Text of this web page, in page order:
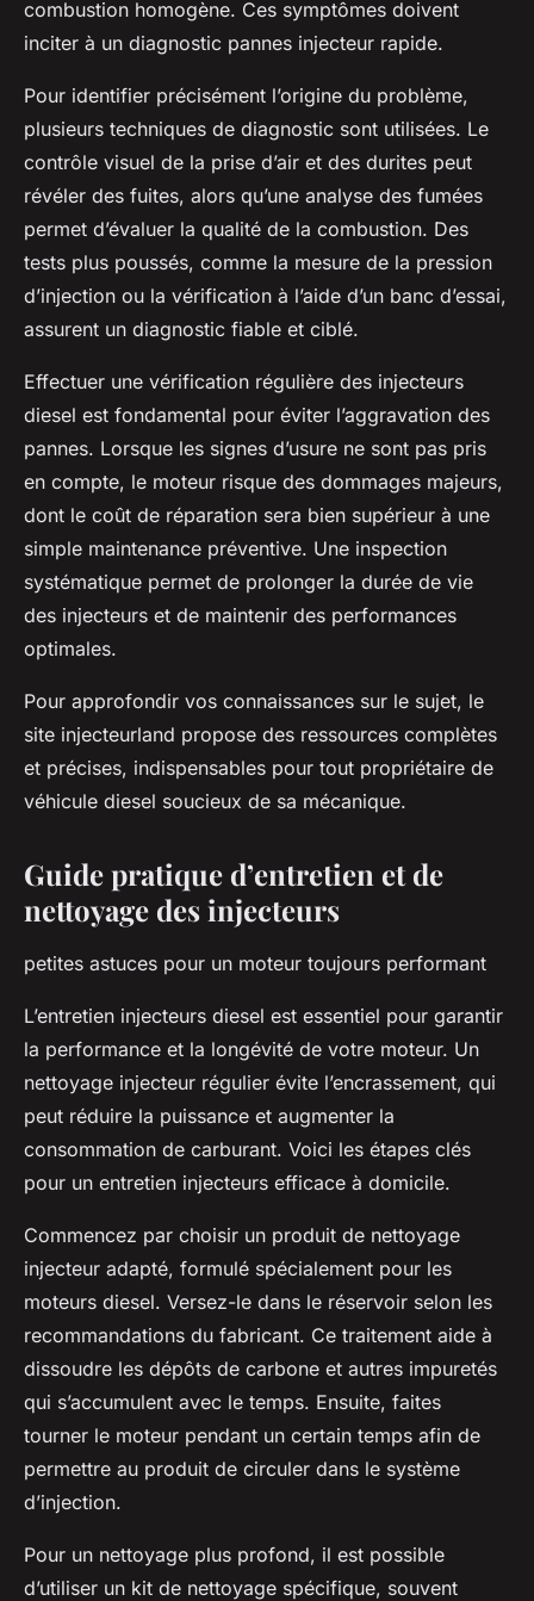
combustion homogène. Ces symptômes doivent
inciter à un diagnostic pannes injecteur rapide.
Pour identifier précisément l’origine du problème,
plusieurs techniques de diagnostic sont utilisées. Le
contrôle visuel de la prise d’air et des durites peut
révéler des fuites, alors qu’une analyse des fumées
permet d’évaluer la qualité de la combustion. Des
tests plus poussés, comme la mesure de la pression
d’injection ou la vérification à l’aide d’un banc d’essai,
assurent un diagnostic fiable et ciblé.
Effectuer une vérification régulière des injecteurs
diesel est fondamental pour éviter l’aggravation des
pannes. Lorsque les signes d’usure ne sont pas pris
en compte, le moteur risque des dommages majeurs,
dont le coût de réparation sera bien supérieur à une
simple maintenance préventive. Une inspection
systématique permet de prolonger la durée de vie
des injecteurs et de maintenir des performances
optimales.
Pour approfondir vos connaissances sur le sujet, le
site injecteurland propose des ressources complètes
et précises, indispensables pour tout propriétaire de
véhicule diesel soucieux de sa mécanique.
Guide pratique d’entretien et de
nettoyage des injecteurs
petites astuces pour un moteur toujours performant
L’entretien injecteurs diesel est essentiel pour garantir
la performance et la longévité de votre moteur. Un
nettoyage injecteur régulier évite l’encrassement, qui
peut réduire la puissance et augmenter la
consommation de carburant. Voici les étapes clés
pour un entretien injecteurs efficace à domicile.
Commencez par choisir un produit de nettoyage
injecteur adapté, formulé spécialement pour les
moteurs diesel. Versez-le dans le réservoir selon les
recommandations du fabricant. Ce traitement aide à
dissoudre les dépôts de carbone et autres impuretés
qui s’accumulent avec le temps. Ensuite, faites
tourner le moteur pendant un certain temps afin de
permettre au produit de circuler dans le système
d’injection.
Pour un nettoyage plus profond, il est possible
d’utiliser un kit de nettoyage spécifique, souvent